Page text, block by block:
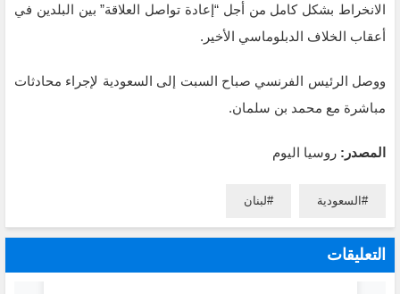
الانخراط بشكل كامل من أجل “إعادة تواصل العلاقة” بين البلدين في
أعقاب الخلاف الدبلوماسي الأخير.
ووصل الرئيس الفرنسي صباح السبت إلى السعودية لإجراء محادثات
مباشرة مع محمد بن سلمان.
المصدر: روسيا اليوم
السعودية لبنان
التعليقات